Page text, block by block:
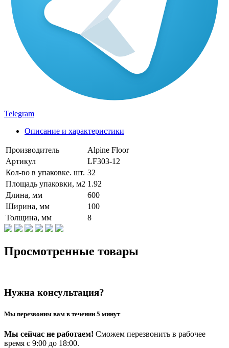
Telegram
Описание и характеристики
Производитель
Alpine Floor
Артикул
LF303-12
Кол-во в упаковке. шт. 32
Площадь упаковки, м2 1.92
Длина, мм
600
Ширина, мм
100
Толщина, мм
8
Просмотренные товары
Нужна консультация?
Мы перезвоним вам в течении 5 минут
Мы сейчас не работаем! Сможем перезвонить в рабочее
время с 9:00 до 18:00.